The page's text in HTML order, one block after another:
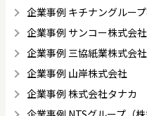
企業事例 キチナングルー
企業事例 サンコー株式会社
企業事例 三協紙業株式会社
企業事例 山岸株式会社
企業事例 株式会社タナカ